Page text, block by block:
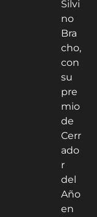
Silvi
no
Bra
cho,
con
su
pre
mio
de
Cerr
ado
r
del
Año
en